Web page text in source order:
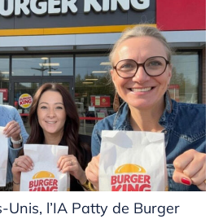
l’IA Patty de Burger